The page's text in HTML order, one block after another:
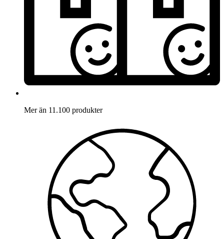
Mer än 11.100 produkter